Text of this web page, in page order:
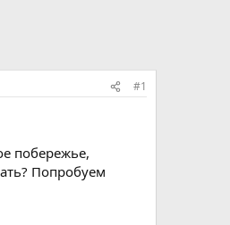
#1
побережье,
Попробуем